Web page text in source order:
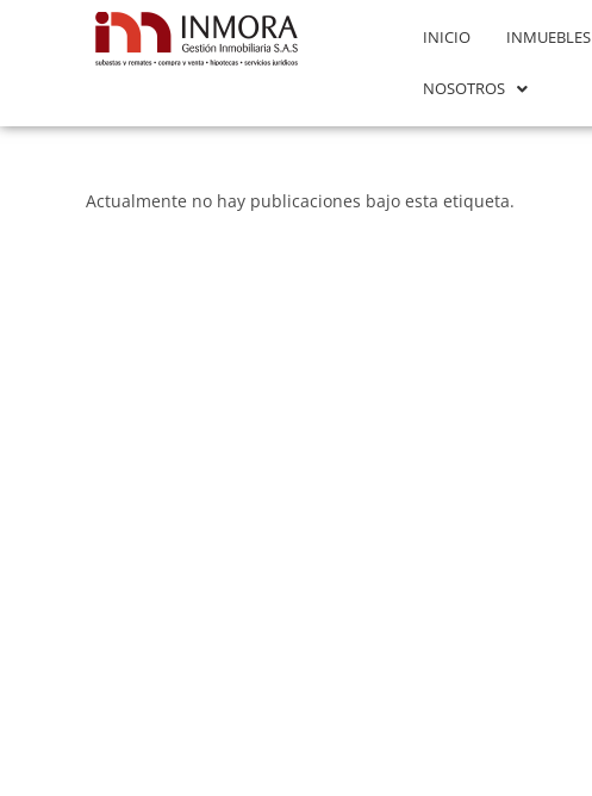
INICIO INMUEBLES
NOSOTROS
Actualmente no hay publicaciones bajo esta etiqueta.